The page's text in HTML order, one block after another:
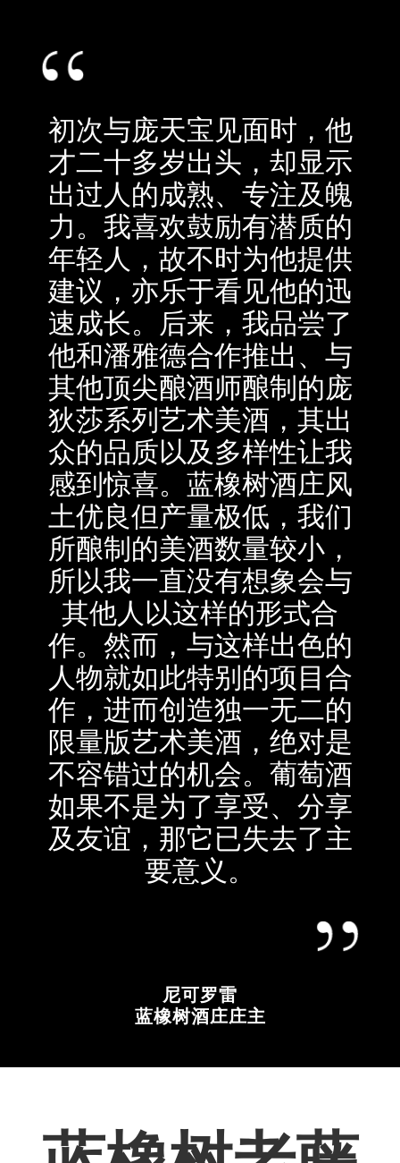
初次与庞天宝见面时，他
才二十多岁出头，却显示
出过人的成熟、专注及魄
力。我喜欢鼓励有潜质的
年轻人，故不时为他提供
建议，亦乐于看见他的迅
速成长。后来，我品尝了
他和潘雅德合作推出、与
其他顶尖酿酒师酿制的庞
狄莎系列艺术美酒，其出
众的品质以及多样性让我
感到惊喜。蓝橡树酒庄风
土优良但产量极低，我们
所酿制的美酒数量较小，
所以我一直没有想象会与
其他人以这样的形式合
作。然而，与这样出色的
人物就如此特别的项目合
作，进而创造独一无二的
限量版艺术美酒，绝对是
不容错过的机会。葡萄酒
如果不是为了享受、分享
及友谊，那它已失去了主
要意义。
尼可罗雷
蓝橡树酒庄庄主